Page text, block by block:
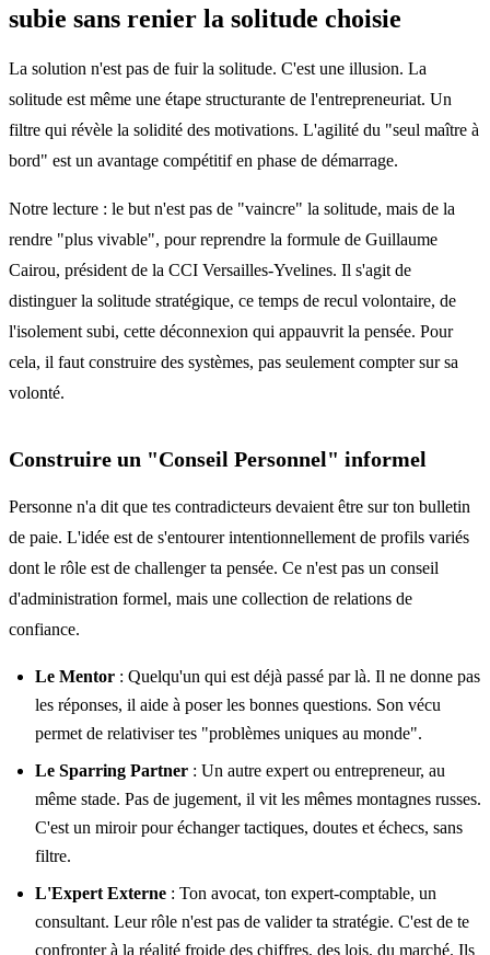
subie sans renier la solitude choisie
La solution n'est pas de fuir la solitude. C'est une illusion. La
solitude est même une étape structurante de l'entrepreneuriat. Un
filtre qui révèle la solidité des motivations. L'agilité du "seul maître à
bord" est un avantage compétitif en phase de démarrage.
Notre lecture : le but n'est pas de "vaincre" la solitude, mais de la
rendre "plus vivable", pour reprendre la formule de Guillaume
Cairou, président de la CCI Versailles-Yvelines. Il s'agit de
distinguer la solitude stratégique, ce temps de recul volontaire, de
l'isolement subi, cette déconnexion qui appauvrit la pensée. Pour
cela, il faut construire des systèmes, pas seulement compter sur sa
volonté.
Construire un "Conseil Personnel" informel
Personne n'a dit que tes contradicteurs devaient être sur ton bulletin
de paie. L'idée est de s'entourer intentionnellement de profils variés
dont le rôle est de challenger ta pensée. Ce n'est pas un conseil
d'administration formel, mais une collection de relations de
confiance.
Le Mentor : Quelqu'un qui est déjà passé par là. Il ne donne pas
les réponses, il aide à poser les bonnes questions. Son vécu
permet de relativiser tes "problèmes uniques au monde".
Le Sparring Partner : Un autre expert ou entrepreneur, au
même stade. Pas de jugement, il vit les mêmes montagnes russes.
C'est un miroir pour échanger tactiques, doutes et échecs, sans
filtre.
L'Expert Externe : Ton avocat, ton expert-comptable, un
consultant. Leur rôle n'est pas de valider ta stratégie. C'est de te
confronter à la réalité froide des chiffres, des lois, du marché. Ils